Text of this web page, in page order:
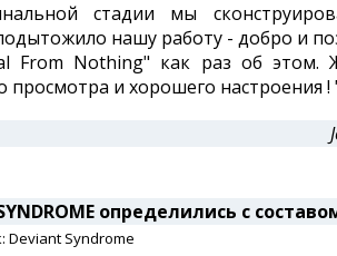
стадии мы
нашу работу - добро и
From Nothing" как раз об этом.
просмотра и хорошего настроения !
определились с
Deviant Syndrome